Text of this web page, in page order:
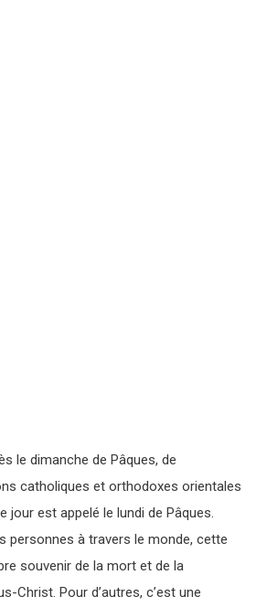
le dimanche de Pâques, de
catholiques et orthodoxes orientales
jour est appelé le lundi de Pâques.
personnes à travers le monde, cette
souvenir de la mort et de la
Christ. Pour d’autres, c’est une